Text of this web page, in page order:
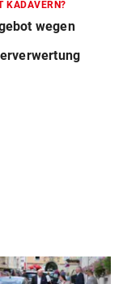
KADAVERN?
wegen